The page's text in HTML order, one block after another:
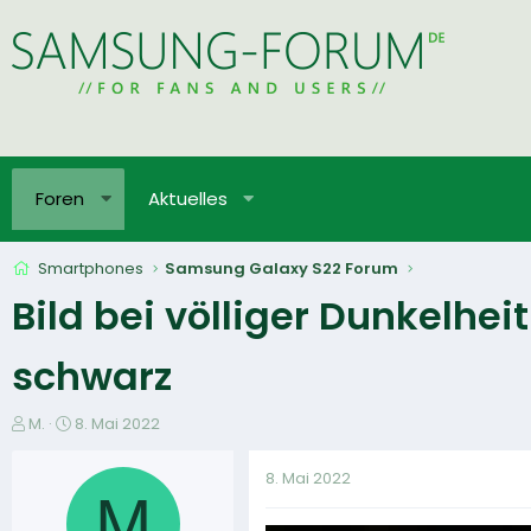
Foren Aktuelles
Smartphones Samsung Galaxy S22 Forum
Bild bei völliger
schwarz
E
M.
E
t
8. Mai 2022
8. Mai 2022